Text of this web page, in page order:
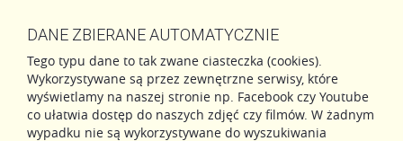
DANE ZBIERANE AUTOMATYCZNIE
Tego typu dane to tak zwane ciasteczka (cookies).
Wykorzystywane są przez zewnętrzne serwisy, które
wyświetlamy na naszej stronie np. Facebook czy Youtube
co ułatwia dostęp do naszych zdjęć czy filmów. W żadnym
wypadku nie są wykorzystywane do wyszukiwania